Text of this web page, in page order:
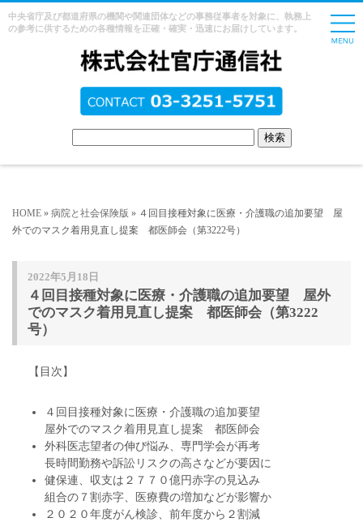
中央省庁及び都道府県の機関や関連団体などの事務従事者を対象に、執務上
の参考に供するための各種情報を正確・確実・迅速にお届けしています。
HOME » 病院と社会保険版 » ４回目接種対象に医療・介護職の追加要望 屋
外でのマスク着用見直し提案 都医師会（第3222号）
2022年5月18日
４回目接種対象に医療・介護職の追加要望 屋外
でのマスク着用見直し提案 都医師会（第3222
号）
【目次】
４回目接種対象に医療・介護職の追加要望
屋外でのマスク着用見直し提案 都医師会
外科医志望者の伸び悩み、専門学会が再考
長時間勤務や訴訟リスクの高さなどが要因に
健保連、収支は２７７０億円赤字の見込み
組合の７割赤字、医療費の増加などが影響か
２０２０年度がん検診、前年度から２割減